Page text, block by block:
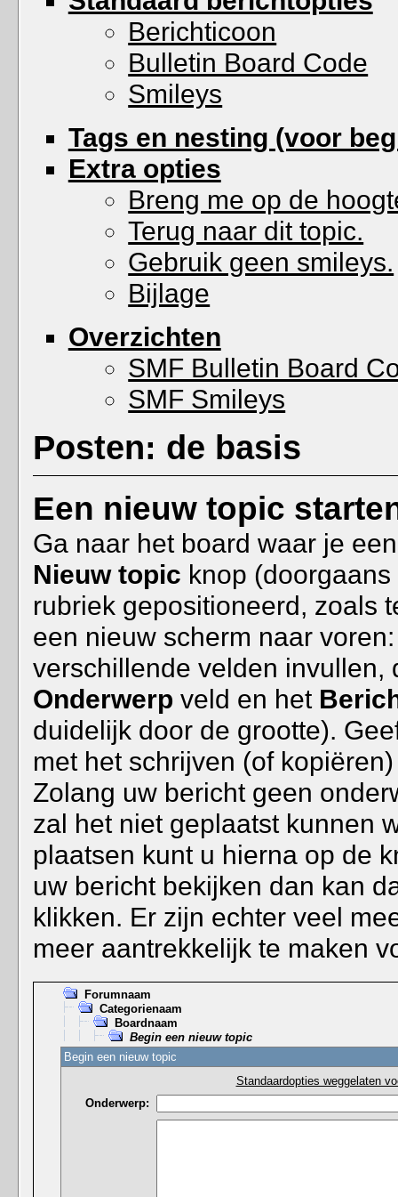
Berichticoon
Bulletin Board Code
Smileys
Tags en nesting (voor
Extra opties
Breng me op de
Terug naar dit topic.
Gebruik geen smileys.
Bijlage
Overzichten
SMF Bulletin Board
SMF Smileys
Posten: de basis
Een nieuw topic
Ga naar het board waar je
Nieuw topic knop
rubriek gepositioneerd, zoals
een nieuw scherm naar
verschillende velden invullen,
Onderwerp veld en het
duidelijk door de grootte).
met het schrijven (of
Zolang uw bericht geen
zal het niet geplaatst kunnen
plaatsen kunt u hierna op de
uw bericht bekijken dan kan
klikken. Er zijn echter veel
meer aantrekkelijk te maken
Forumnaam
Categorienaam
Boardnaam
Begin een nieuw topic
Begin een nieuw topic
Standaardopties weggelaten
Onderwerp: